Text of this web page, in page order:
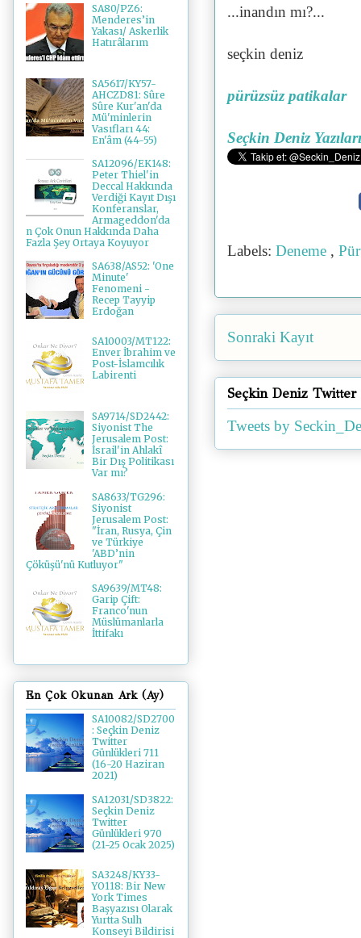
...inandın mı?...
seçkin deniz
pürüzsüz patikalar
Seçkin Deniz Yazıları
Labels: Deneme ,
Sonraki Kayıt
Seçkin Deniz Twitter
Tweets by
SA80/PZ6:
Menderes’in
Yakası/ Askerlik
Hatırâlarım
SA5617/KY57-
AHCZD81: Sûre
Sûre Kur'an'da
Mü'minlerin
Vasıfları 44:
En'âm (44-55)
SA12096/EK148:
Peter Thiel'in
Deccal Hakkında
Verdiği Kayıt Dışı
Konferanslar,
Armageddon'da
n Çok Onun Hakkında Daha
Fazla Şey Ortaya Koyuyor
SA638/AS52: 'One
Minute'
Fenomeni -
Recep Tayyip
Erdoğan
SA10003/MT122:
Enver İbrahim ve
Post-İslamcılık
Labirenti
SA9714/SD2442:
Siyonist The
Jerusalem Post:
İsrail'in Ahlakî
Bir Dış Politikası
Var mı?
SA8633/TG296:
Siyonist
Jerusalem Post:
"İran, Rusya, Çin
ve Türkiye
'ABD’nin
Çöküşü'nü Kutluyor"
SA9639/MT48:
Garip Çift:
Franco'nun
Müslümanlarla
İttifakı
En Çok Okunan Ark (Ay)
SA10082/SD2700
: Seçkin Deniz
Twitter
Günlükleri 711
(16-20 Haziran
2021)
SA12031/SD3822:
Seçkin Deniz
Twitter
Günlükleri 970
(21-25 Ocak 2025)
SA3248/KY33-
YO118: Bir New
York Times
Başyazısı Olarak
Yurtta Sulh
Konseyi Bildirisi